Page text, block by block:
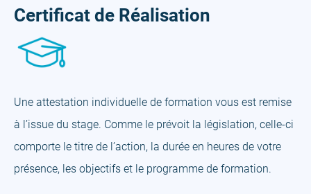
Certificat de Réalisation
Une attestation individuelle de formation vous est remise
à l’issue du stage. Comme le prévoit la législation, celle-ci
comporte le titre de l’action, la durée en heures de votre
présence, les objectifs et le programme de formation.